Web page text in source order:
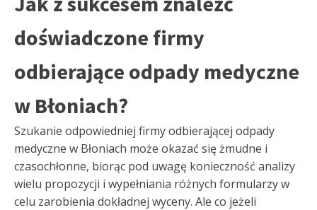
doświadczone firmy
odbierające odpady medyczne
w Błoniach?
Szukanie odpowiedniej firmy odbierającej odpady
medyczne w Błoniach może okazać się żmudne i
czasochłonne, biorąc pod uwagę konieczność analizy
wielu propozycji i wypełniania różnych formularzy w
celu zarobienia dokładnej wyceny. Ale co jeżeli